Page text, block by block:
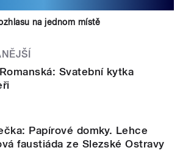
na jednom místě
Svatební kytka
Papírové domky. Lehce
faustiáda ze Slezské Ostravy